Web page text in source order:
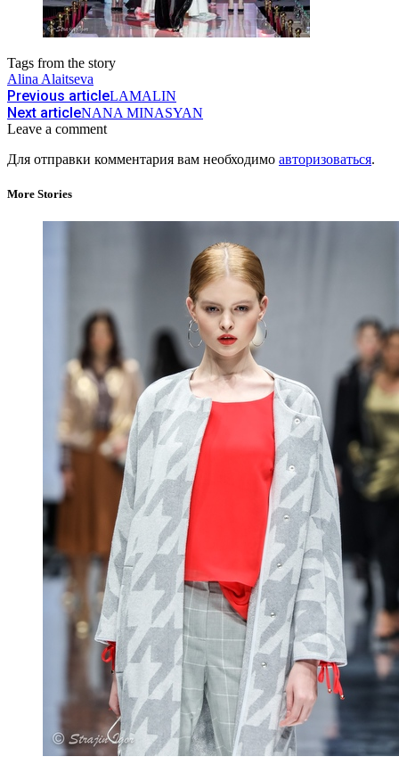
Tags from the story
Alina Alaitseva
Previous articleLAMALIN
Next articleNANA MINASYAN
Leave a comment
Для отправки комментария вам необходимо авторизоваться.
More Stories